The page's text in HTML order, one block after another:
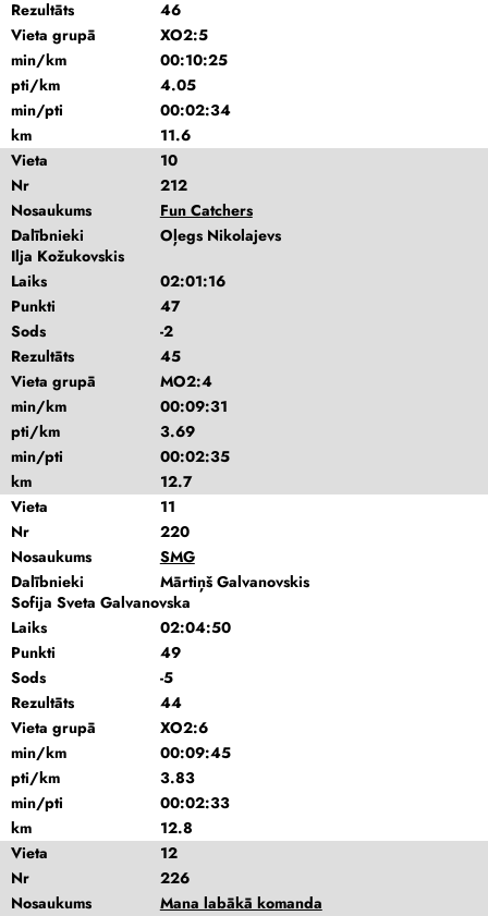
Rezultāts
46
Vieta grupā
XO2:5
min/km
00:10:25
pti/km
4.05
min/pti
00:02:34
km
11.6
Vieta
10
Nr
212
Nosaukums
Fun Catchers
Dalībnieki
Oļegs Nikolajevs
Ilja Kožukovskis
Laiks
02:01:16
Punkti
47
Sods
-2
Rezultāts
45
Vieta grupā
MO2:4
min/km
00:09:31
pti/km
3.69
min/pti
00:02:35
km
12.7
Vieta
11
Nr
220
Nosaukums
SMG
Dalībnieki
Mārtiņš Galvanovskis
Sofija Sveta Galvanovska
Laiks
02:04:50
Punkti
49
Sods
-5
Rezultāts
44
Vieta grupā
XO2:6
min/km
00:09:45
pti/km
3.83
min/pti
00:02:33
km
12.8
Vieta
12
Nr
226
Nosaukums
Mana labākā komanda